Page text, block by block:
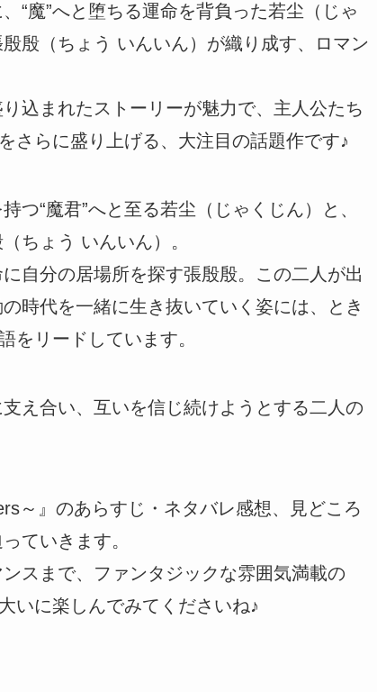
“魔”へと堕ちる運命を背負った若尘（じゃ
殷（ちょう いんいん）が織り成す、ロマン
込まれたストーリーが魅力で、主人公たち
さらに盛り上げる、大注目の話題作です♪
つ“魔君”へと至る若尘（じゃくじん）と、
ちょう いんいん）。
自分の居場所を探す張殷殷。この二人が出
時代を一緒に生き抜いていく姿には、とき
をリードしています。
え合い、互いを信じ続けようとする二人の
～』のあらすじ・ネタバレ感想、見どころ
ていきます。
スまで、ファンタジックな雰囲気満載の
いに楽しんでみてくださいね♪